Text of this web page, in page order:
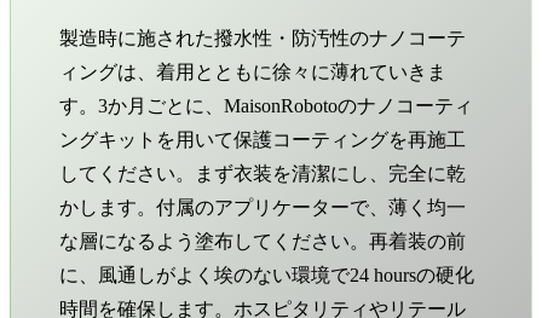
製造時に施された撥水性・防汚性のナノコーテ
ィングは、着用とともに徐々に薄れていきま
す。3か月ごとに、MaisonRobotoのナノコーティ
ングキットを用いて保護コーティングを再施工
してください。まず衣装を清潔にし、完全に乾
かします。付属のアプリケーターで、薄く均一
な層になるよう塗布してください。再着装の前
に、風通しがよく埃のない環境で24 hoursの硬化
時間を確保します。ホスピタリティやリテール